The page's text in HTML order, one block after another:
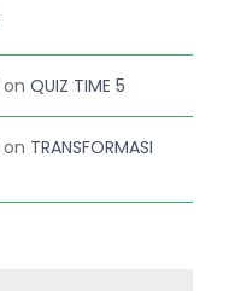
on QUIZ TIME 5
on TRANSFORMASI